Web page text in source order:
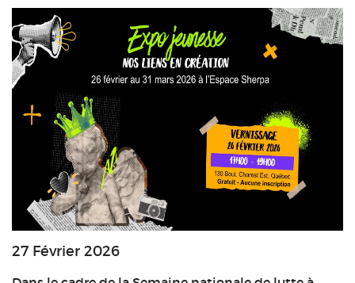
27 Février 2026